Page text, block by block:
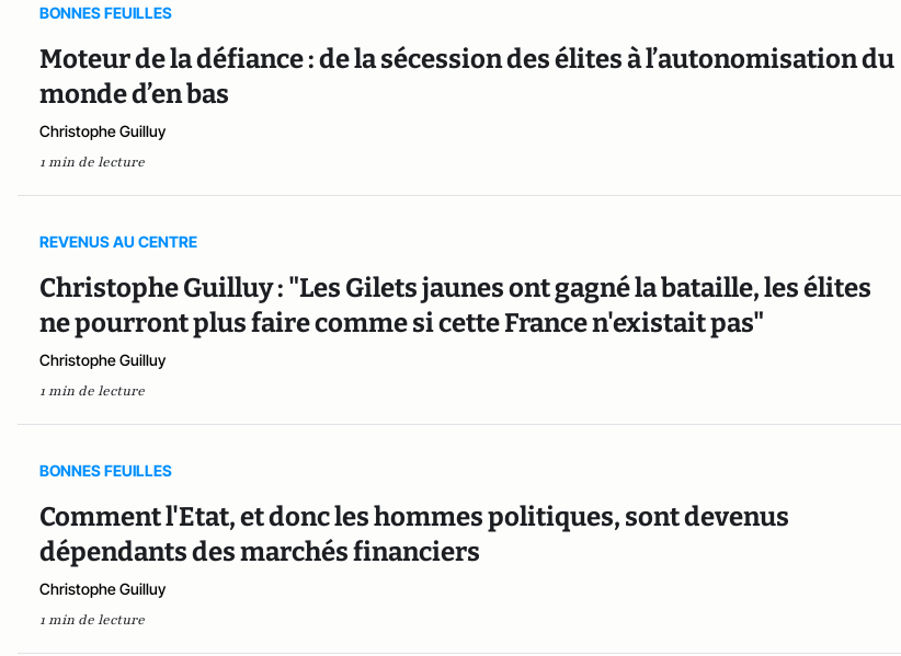
BONNES FEUILLES
Moteur de la défiance : de la sécession des élites à l’autonomisation du
monde d’en bas
Christophe Guilluy
1 min de lecture
REVENUS AU CENTRE
Christophe Guilluy : "Les Gilets jaunes ont gagné la bataille, les élites
ne pourront plus faire comme si cette France n'existait pas"
Christophe Guilluy
1 min de lecture
BONNES FEUILLES
Comment l'Etat, et donc les hommes politiques, sont devenus
dépendants des marchés financiers
Christophe Guilluy
1 min de lecture